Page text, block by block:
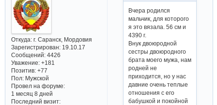
Откуда:г. Саранск, Мордовия
Зарегистрирован: 19.10.17
Сообщений:4426
Уважение: +181
Позитив: +77
Пол:Мужской
Провел на форуме:
1 месяц 8 дней
Последний визит:
Вчера родился
мальчик, для которого
я это вязала. 56 см и
4390 г.
Внук двоюродной
сестры двоюродного
брата моего мужа, нам
родней не
приходится, но у нас
давние очень теплые
отношения с его
бабушкой и покойной